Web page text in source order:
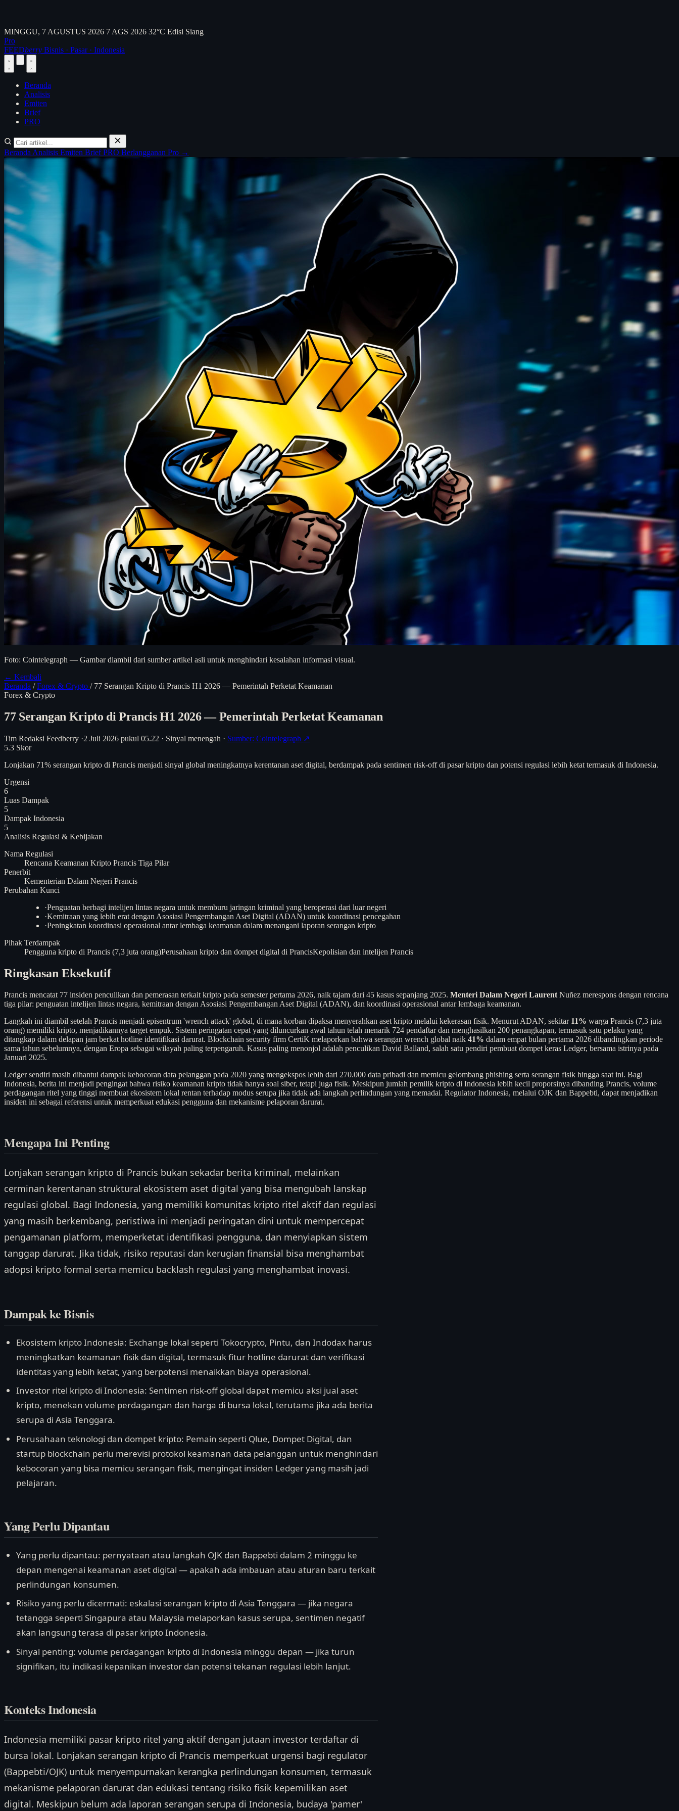
MINGGU, 7 AGUSTUS 2026 7 AGS 2026 32°C Edisi Siang
Pro
FEEDberry Bisnis · Pasar · Indonesia
Beranda
Analisis
Emiten
Brief
PRO
Beranda Analisis Emiten BriefPRO Berlangganan Pro →
Foto: Cointelegraph — Gambar diambil dari sumber artikel asli untuk menghindari kesalahan informasi visual.
← Kembali
Beranda / Forex & Crypto / 77 Serangan Kripto di Prancis H1 2026 — Pemerintah Perketat Keamanan
Forex & Crypto
77 Serangan Kripto di Prancis H1 2026 — Pemerintah Perketat Keamanan
Tim Redaksi Feedberry ·2 Juli 2026 pukul 05.22 · Sinyal menengah · Sumber: Cointelegraph ↗
5.3 Skor
Lonjakan 71% serangan kripto di Prancis menjadi sinyal global meningkatnya kerentanan aset digital, berdampak pada sentimen risk-off di pasar kripto dan potensi regulasi lebih ketat termasuk di Indonesia.
Urgensi
6
Luas Dampak
5
Dampak Indonesia
5
Analisis Regulasi & Kebijakan
Nama Regulasi
Rencana Keamanan Kripto Prancis Tiga Pilar
Penerbit
Kementerian Dalam Negeri Prancis
Perubahan Kunci
·Penguatan berbagi intelijen lintas negara untuk memburu jaringan kriminal yang beroperasi dari luar negeri
·Kemitraan yang lebih erat dengan Asosiasi Pengembangan Aset Digital (ADAN) untuk koordinasi pencegahan
·Peningkatan koordinasi operasional antar lembaga keamanan dalam menangani laporan serangan kripto
Pihak Terdampak
Pengguna kripto di Prancis (7,3 juta orang)Perusahaan kripto dan dompet digital di PrancisKepolisian dan intelijen Prancis
Ringkasan Eksekutif
Prancis mencatat 77 insiden penculikan dan pemerasan terkait kripto pada semester pertama 2026, naik tajam dari 45 kasus sepanjang 2025. Menteri Dalam Negeri Laurent Nuñez merespons dengan rencana
tiga pilar: penguatan intelijen lintas negara, kemitraan dengan Asosiasi Pengembangan Aset Digital (ADAN), dan koordinasi operasional antar lembaga keamanan.
Langkah ini diambil setelah Prancis menjadi episentrum 'wrench attack' global, di mana korban dipaksa menyerahkan aset kripto melalui kekerasan fisik. Menurut ADAN, sekitar 11% warga Prancis (7,3 juta
orang) memiliki kripto, menjadikannya target empuk. Sistem peringatan cepat yang diluncurkan awal tahun telah menarik 724 pendaftar dan menghasilkan 200 penangkapan, termasuk satu pelaku yang
ditangkap dalam delapan jam berkat hotline identifikasi darurat. Blockchain security firm CertiK melaporkan bahwa serangan wrench global naik 41% dalam empat bulan pertama 2026 dibandingkan periode
sama tahun sebelumnya, dengan Eropa sebagai wilayah paling terpengaruh. Kasus paling menonjol adalah penculikan David Balland, salah satu pendiri pembuat dompet keras Ledger, bersama istrinya pada
Januari 2025.
Ledger sendiri masih dihantui dampak kebocoran data pelanggan pada 2020 yang mengekspos lebih dari 270.000 data pribadi dan memicu gelombang phishing serta serangan fisik hingga saat ini. Bagi
Indonesia, berita ini menjadi pengingat bahwa risiko keamanan kripto tidak hanya soal siber, tetapi juga fisik. Meskipun jumlah pemilik kripto di Indonesia lebih kecil proporsinya dibanding Prancis, volume
perdagangan ritel yang tinggi membuat ekosistem lokal rentan terhadap modus serupa jika tidak ada langkah perlindungan yang memadai. Regulator Indonesia, melalui OJK dan Bappebti, dapat menjadikan
insiden ini sebagai referensi untuk memperkuat edukasi pengguna dan mekanisme pelaporan darurat.
Mengapa Ini Penting
Lonjakan serangan kripto di Prancis bukan sekadar berita kriminal, melainkan
cerminan kerentanan struktural ekosistem aset digital yang bisa mengubah lanskap
regulasi global. Bagi Indonesia, yang memiliki komunitas kripto ritel aktif dan regulasi
yang masih berkembang, peristiwa ini menjadi peringatan dini untuk mempercepat
pengamanan platform, memperketat identifikasi pengguna, dan menyiapkan sistem
tanggap darurat. Jika tidak, risiko reputasi dan kerugian finansial bisa menghambat
adopsi kripto formal serta memicu backlash regulasi yang menghambat inovasi.
Dampak ke Bisnis
Ekosistem kripto Indonesia: Exchange lokal seperti Tokocrypto, Pintu, dan Indodax harus
meningkatkan keamanan fisik dan digital, termasuk fitur hotline darurat dan verifikasi
identitas yang lebih ketat, yang berpotensi menaikkan biaya operasional.
Investor ritel kripto di Indonesia: Sentimen risk-off global dapat memicu aksi jual aset
kripto, menekan volume perdagangan dan harga di bursa lokal, terutama jika ada berita
serupa di Asia Tenggara.
Perusahaan teknologi dan dompet kripto: Pemain seperti Qlue, Dompet Digital, dan
startup blockchain perlu merevisi protokol keamanan data pelanggan untuk menghindari
kebocoran yang bisa memicu serangan fisik, mengingat insiden Ledger yang masih jadi
pelajaran.
Yang Perlu Dipantau
Yang perlu dipantau: pernyataan atau langkah OJK dan Bappebti dalam 2 minggu ke
depan mengenai keamanan aset digital — apakah ada imbauan atau aturan baru terkait
perlindungan konsumen.
Risiko yang perlu dicermati: eskalasi serangan kripto di Asia Tenggara — jika negara
tetangga seperti Singapura atau Malaysia melaporkan kasus serupa, sentimen negatif
akan langsung terasa di pasar kripto Indonesia.
Sinyal penting: volume perdagangan kripto di Indonesia minggu depan — jika turun
signifikan, itu indikasi kepanikan investor dan potensi tekanan regulasi lebih lanjut.
Konteks Indonesia
Indonesia memiliki pasar kripto ritel yang aktif dengan jutaan investor terdaftar di
bursa lokal. Lonjakan serangan kripto di Prancis memperkuat urgensi bagi regulator
(Bappebti/OJK) untuk menyempurnakan kerangka perlindungan konsumen, termasuk
mekanisme pelaporan darurat dan edukasi tentang risiko fisik kepemilikan aset
digital. Meskipun belum ada laporan serangan serupa di Indonesia, budaya 'pamer'